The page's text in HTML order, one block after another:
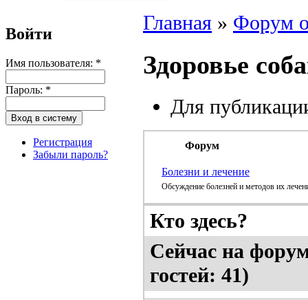
Войти
Имя пользователя: *
Пароль: *
Регистрация
Забыли пароль?
Главная » Форум
Здоровье
Для
Форум
Болезни и лечение
Обсуждение болезней и методов их
Кто здесь?
Сейчас на
гостей: 41)